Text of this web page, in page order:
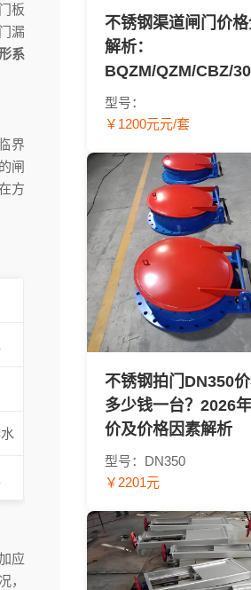
板
漏
系
界
闸
方
应
，
不锈钢渠道闸门价
解析：
BQZM/QZM/CBZ/
太阳能型号报价对比 -
渠道闸门采购指南
型号：
￥1200元元/套
不锈钢拍门DN350
多少钱一台？2026
价及价格因素解析
型号：DN350
￥2201元